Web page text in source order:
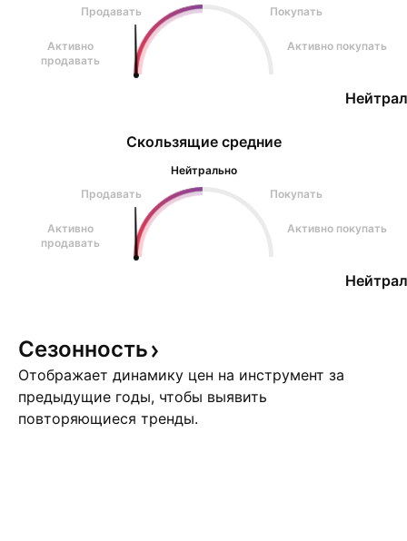
Продавать
Покупать
Активно
продавать
Активно покупать
Скользящие средние
Нейтрально
Продавать
Покупать
Активно
продавать
Активно покупать
Сезонность
Отображает динамику цен на инструмент за
предыдущие годы, чтобы выявить
повторяющиеся тренды.